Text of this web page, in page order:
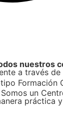
nuestros
a través
Somos un
práctica